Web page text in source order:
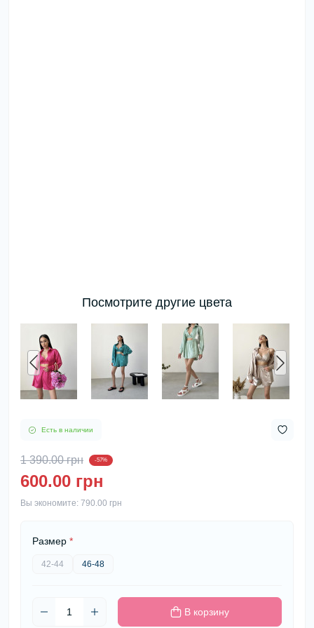
Посмотрите другие цвета
Есть в наличии
1 390.00 грн -57%
600.00 грн
Вы экономите: 790.00 грн
Размер *
42-44 46-48
В корзину